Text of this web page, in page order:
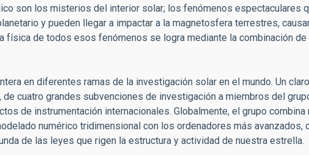
son los misterios del interior solar; los fenómenos espectaculares
y pueden llegar a impactar a la magnetosfera terrestres,
física de todos esos fenómenos se logra mediante la combinación
en diferentes ramas de la investigación solar en el mundo. Un
cuatro grandes subvenciones de investigación a miembros del
de instrumentación internacionales. Globalmente, el grupo
numérico tridimensional con los ordenadores más avanzados,
de las leyes que rigen la estructura y actividad de nuestra estrella.